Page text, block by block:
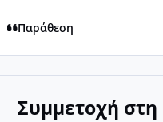
Παράθεση
Συμμετοχή